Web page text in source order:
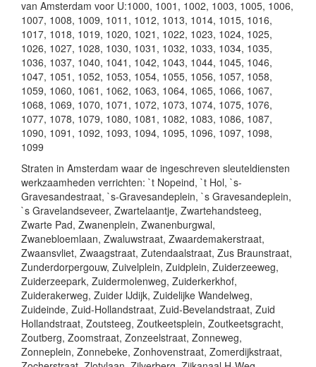
van Amsterdam voor U:1000, 1001, 1002, 1003, 1005, 1006,
1007, 1008, 1009, 1011, 1012, 1013, 1014, 1015, 1016,
1017, 1018, 1019, 1020, 1021, 1022, 1023, 1024, 1025,
1026, 1027, 1028, 1030, 1031, 1032, 1033, 1034, 1035,
1036, 1037, 1040, 1041, 1042, 1043, 1044, 1045, 1046,
1047, 1051, 1052, 1053, 1054, 1055, 1056, 1057, 1058,
1059, 1060, 1061, 1062, 1063, 1064, 1065, 1066, 1067,
1068, 1069, 1070, 1071, 1072, 1073, 1074, 1075, 1076,
1077, 1078, 1079, 1080, 1081, 1082, 1083, 1086, 1087,
1090, 1091, 1092, 1093, 1094, 1095, 1096, 1097, 1098,
1099
Straten in Amsterdam waar de ingeschreven sleuteldiensten werkzaamheden verrichten: `t Nopeind, `t Hol, `s-Gravesandestraat, `s-Gravesandeplein, `s Gravesandeplein, `s Gravelandseveer, Zwartelaantje, Zwartehandsteeg, Zwarte Pad, Zwanenplein, Zwanenburgwal, Zwanebloemlaan, Zwaluwstraat, Zwaardemakerstraat, Zwaansvliet, Zwaagstraat, Zutendaalstraat, Zus Braunstraat, Zunderdorpergouw, Zuivelplein, Zuidplein, Zuiderzeeweg, Zuiderzeepark, Zuidermolenweg, Zuiderkerkhof, Zuiderakerweg, Zuider IJdijk, Zuidelijke Wandelweg, Zuideinde, Zuid-Hollandstraat, Zuid-Bevelandstraat, Zuid Hollandstraat, Zoutsteeg, Zoutkeetsplein, Zoutkeetsgracht, Zoutberg, Zoomstraat, Zonzeelstraat, Zonneweg, Zonneplein, Zonnebeke, Zonhovenstraat, Zomerdijkstraat, Zocherstraat, Zlotylaan, Zilverberg, Zijkanaal H-Weg, Zieseniskade, Zichemplein, Zesde Vogelstraat, Zenostraat, Zelzatestraat, Zekeringstraat, Zeilstraat, Zeilmakerstraat, Zeevaarthof, Zeevaart, Zeelandstraat, Zeedijk, Zeeburgerstraat, Zeeburgerpad, Zeeburgerkade, Zeeburgerdijk, Zeebergweg, Zandvoortstraat, Zandstraat, Zandpad, Zandhoek, Zanddwarsstraat, Zamenhofstraat, Zacharias Jansestraat, Zaanstraat, Zaanhof, Zaandijkstraat, Zaandammerplein, Zaaiersweg, Zaagmolenstraat, Wouwermanstraat, Woutertje Pietersestraat, Woubruggestraat, Wormerveerstraat, Wolvenstraat, Woltera van Reesstraat, Wolter Brandligtstraat, Wolbrantskerkweg, Wognumerstraat, Wognumerplantsoen, Woestduinstraat, Wodanstraat, Wittgensteinlaan, Wittenkade, Wittenburgerkade, Wittenburgergracht, Witte Klok, Witte De Wtihstraat, Witte de Withstraat, Withoedenveem, Witgenssteinslaan, Witbolstraat, Wisselstraat, Wipmolen, Winthontstraat, Winterdijkstraat, Winkler Prinshof, Wingerdweg, Windtunnelkade, Windroosplein, Wiltzanghlaan, Wilmkebreekpad, Willy Sluiterstraat, Willy Mullenskade, Willy la Croixstraat, Willinklaan, Willemstraat, Willemsstraat, Willemsparkweg, Willem Witsenstraat, Willem van Weldammelaan, Willem van Konijnenburgstraat, Willem Schoutenstraat, Willem Royaardsstraat, Willem Roelofsstraat, Willem Pijperstraat, Willem Passtoorsstraat, Willem Noorlanderkade, Willem Nakkenstraat, Willem Mulierhof, Willem Mollhof, Willem Molengraaffstraat, Willem Levinus Penningstraat, Willem Leevendstraat, Willem Kraanstraat, Willem Kloosstraat, Willem Kesstraat, Willem Jan Knoopstraat, Willem Heselaarstraat, Willem Fenengastraat, Willem Dreesplantsoen, Willem De Zwijgerlaan, Willem Beukelsstraat, Willem Baerdesenstraat, Willebroekstraat, Willaertstraat, Wilhelminastraat, Wilhelmina Druckerstraat, Wilhelmina Blombergplein, Wilgenweg, Wildrijkstraat, Wildenborch, Wildeman, Wijttenbachstraat, Wijsmullerstraat, Wijnand Nuijenstraat, Wijkergouw, Wijenburg, Wijdesteeg, Wijdenesserstraat, Wijde Kerksteeg, Wijde Kapelsteeg, Wijde Heisteeg, Wigbolt Ripperdastraat, Wieringerwaardstraat, Wierdestraat, Wielingenstraat, Wielewaalstraat, Wibautstraat, Wiardi Beckmanstraat, WG-plein, Wevelgemstraat, Wethouder Frankeweg, Weteringstraat, Weteringschans, Westzaanstraat, Westwouderstraat, Westmallepad, Westlandgracht, Westhavenweg, Westerstraat 184-186/adres, Westerstraat, Westerpark, Westermarkt, Westerlengte, Westerleestraat, Westerkade, Westerduinenstraat, Westerdoksplein, Westerdoksdijk, Westerdok, Westeinde, West Merwedekanaaldijk, Wessel Ilckenstraat, Wessel Gansfortstraat, Wervershoofstraat, Werktuigstraat, Werengouw, Wenslauerstraat, Wembleylaan, Weldam, Weissensingel, Weissenbruchstraat, Weesperzijde, Weesperstraat, Weesperplein, Weerdestein, Weenahof, Weegbreestraat, Wederikpad, Wedderborg, Waverstraat, Watteaustraat, Watertorenplein, Waterspiegelplein, Waterschapstraat, Waterrijkweg, Waterpoortweg, Watermolen, Watermanstraat, Watermaalpad, Waterloopplein, Waterlooplein, Waterloop, Waterleliegracht, Waterlandplein, Waterkersweg, Waterkeringweg, Watergangseweg, Waterbaan, Warnsborn, Warmondstraat, Warmoestraat, Warmoesstraat, Warmelo, Waregemstraat, Ward Bingleystraat, Wanningstraat, Wannepad, Wamberg, Walraven van Hallweg, Walmolen, Walenpleintje, Waldeck Pyrmontlaan, Walcherenstraat, Walborg, Wakkerstraat, Wagenstraat, Wagenaarstraat, Waddenweg, Waddendijk, Wachterliedplantsoen, Waalstraat, Waalsteeg, Waalenburgsingel, Waaigat, W. Kraanstraat, W. Barlowlaan, Vuurwerkerweg, Vuurtoreneiland, Vrolikstraat, Vrijzicht, Vrijheidslaan, Vrije Geer, Vreedenhaven, Vredeskerkplein, Vredenhofweg, Vredeman de Vriesstraat, Vossiusstraat, Vorticellaweg, Vorselaarstraat, Voorsteven, Voornestraat, Voormalige Stadstimmertuin, Voorlandpad, Voordewind, Voordek, Voorburgstraat, Vondelstraat, Vondelpark, Vondelkerkstraat, Von Zesenstraat, Von Liebigweg, Von Guerickestraat, Voltaplein, Volkerakstraat, Volendammerweg, Vogelplein, Vogelplantsoen, Vogelkade, Vogelenzangstraat, Voetboogstraat, Voetboogsteeg, Vlothavenweg, Vlimmerenstraat, Vlierweg, Vlielandstraat, Vliegtuigstraat, Vlakkerweg, Vlaggemast, Vlaardingenlaan, Viveportenstraat, Visseringstraat, Violettenstraat, Vinkenstraat, Vincent van Goghstraat, Vilvoordestraat, Vikingpad, Vijzelstraat, Vijzelgracht, Vijverhoef, Vijgepeerpad, Vijfde Vogelstraat, Vierwindenstraat, Viermasterstraat, Vierde Vogelstraat, Vier Heemskinderenstraat, Victorieplein, Victor Rutgersstraat, Vespuccistraat, Vervoorenstraat, Verversstraat, Verstuiverstraat, Veronesestraat, Verleunstraat, Verlengde van Marwijk Kooystraat, Verlaatstraat, Verdraagzaam, Verdistraat, Verbindingsweg, Verbindingstraat, Venterspad, Venhuizenstraat, Venetiestraat, Venetiehof, Vendelstraat, Veluwelaan, Velserweg, Veldzicht, Veldbiesstraat, Velazquezstraat, Vegastraat, Veeteeltstraat, Veerstraat, Veemkade, Veembroederhof, Veemarkt, Veelaan, Vechtstraat, Vatternkade, Vasco Da Gamastraat, Varenweg, Vancouverstraat, Van `t Hofflaan, Van Zeggelaarstraat, Van Woustraat, Van Walbeeckstraat, Van Tuyll van Serooskerkweg, Van Tuyll van Serooskerkenweg, Van Tuyll van Serooskerkenplein, Van Swindendwarsstraat, Van Suchtelen van de Haarestraat, Van Spilbergenstraat, Van Speijkstraat, Van Slingelandtstraat, Van Slingelandtplein, Van Rensselaerstraat, Van Reigersbergenstraat, Van Reenenstraat, Van Rappardstraat, Van Ostadestraat, Van Oldenbarneveldtstraat, Van Oldenbarneveldtplein, Van Oldebarneveldtplein, Van Noordtstraat, Van Noordtkade, Van Nijenrodeweg, Van Musschenbroekstraat, Van Mourik Broekmanstraat, Van Moerkerkenstraat, Van Miereveldstraat, Van Marwijk Kooystraat, Van Marumstraat, Van Linschotenstraat, Van Limburg Stirumstraat, Van Limburg Stirumplein, Van Leijenberglaan, Van Leijenberghlaan, Van Kinsbergenstraat, Van Karnebeekstraat, Van Houweningenstraat, Van Hogendorpstraat, Van Hogendorpplein, Van Hilligaertstraat, Van Helt Stocadestraat, Van Heenvlietlaan, Van Heemskerckstraat, Van Hanxleden Houwertstraat, Van Hallstraat, Van Gilsestraat, Van Gentstraat, Van Eeghenstraat, Van Eeghenlaan, Van Diemenstraat, Van Diemenkade, Van der Pekstraat, Van der Palmkade, van der Madeweg, Van der Kunstraat, Van Der Hoopstraat, Van der Helstplein, Van Der Duijnstraat, Van der Boechorststraat, Van de Veldestraat, Van de Sande Bakhuijzenstraat, Van de Palmkade, Van Breestraat, Van Brakelstraat, Van Bossestraat, Van Bossepad, Van Boshuizenstraat, Van Boetzelaerstraat, Van Bleiswijkstraat, Van Beuningenstraat, Van Beuningenplein, Van Baerlestraat, Van Alphenstraat, Van Abbestraat, Valutaboulevard, Valschermkade, Valreep, Valkkoogstraat, Valkhof, Valkenweg, Valkenstein, Valkenburgerstraat, Valeriusstraat, Valeriusplein, Valentijnkade, Valckenierstraat, Vaartstraat, v. Limburg Stirumstraat, Utrechtsestraat, Utrechtsedwarsstraat, Urkstraat, Uranusstraat, Ukkelhof, Uithoornstraat 15/, Uithoornstraat, Uiterwaardestraat, Uiterwaardenstraat, Uitdammerdijk, Uilke Jans Klarenstraat, Uilenburgerwerf, Uffizilaan, Ubbo Emmiushof, Tynmuiden, Twiskestraat, Twentestraat, Tweelingenhof, Tweede Wittenburgerdwarsstraat, Tweede Weteringdwarsstraat, Tweede Van Swindenstraat, Tweede van der Helststraat, Tweede Tuindwarsstraat, Tweede Sweelinckstraat, Tweede Schinkelstraat, Tweede Oosterparkstraat, Tweede Nassaustraat, Tweede Marnixplantsoen, Tweede Looiersdwarsstraat, Tweede Lindendwarsstraat, Tweede Leliedwarsstraat, Tweede Leeghwaterstraat, Tweede Laurierdwarsstraat, Tweede Kostverlorenkade, Tweede Keucheniusstraat, Tweede Jansteenstraat, Tweede Jan van der Heijdestraat, Tweede Jan van der Heijdenstraat, Tweede Jan Steenstraat, Tweede Jacob van Campenstraat, Tweede Hugo de Grootstraat, Tweede Helmersstraat, Tweede Goudsbloemdwarsstraat, Tweede Egelantiersdwarsstraat, Tweede Disteldwarsstraat, Tweede Constantijn Huygensstraat, Tweede Ceramstraat, Tweede Breeuwersstraat, Tweede Boomdwarsstraat, Tweede Boerhaavestraat, Tweede Bloemdwarsstraat, Tweede Atjehstraat, Tweede Anjelierstraat, Tweede Anjeliersdwarsstraat, Twee Koningskinderenstraat, Tutein Noltheniusstraat, Tussenmeer, Tussendek, Tussen Meer, Tussen Kadijken, Tussen De Bogen, Turnhoutplantsoen, Turnerstraat, Turfdraagsterpad, Turbon, Turbinestraat, Tuinstraat, Tuinbouwstraat, Tuimelaarstraat, Tuigerstraat, Tugelaweg, tt. Vasumweg, Tt. Neveritaweg, Tt. Melissaweg, Tt. Melaniaweg, Trouringhstraat, Tropweere, Trompenburgstraat, Troelstralaan, Trijn Hullemanlaan, Tretjakovlaan, Treilerhof, Transvaalstraat, Transvaalplein, Transvaalkade, Transformatorweg, Touwslagerstraat, Touwbaan, Tourniairestraat, Tosarituin, Tosaristraat, Torricellistraat, Torresstraat, Torenven, Torensteeg, Torenmolen, Topaasstraat, Top Rinckerstraat, Tongelaer, Tommaso Albinonistraat, Toministraat, Tomatenstraat, Tom Schreursweg, Tolstraat, Tollensstraat, Toldwarsstraat, Tolbrugstraat, Toetsenbordweg, Tobias Michael Carel Asserstraat, Tjotterspad, Tjeukemeerhof, Tjasker, Tjalkstraat, Titiaanstraat, Tintorettostraat, Timorstraat, Timorplein, Tilanusstraat, Tijnmuiden, Tijl Uilenspiegelstraat, Tiengemetenstraat, Tidorestraat, Tichelstraat, Thorbeckeplein, Thomas van Erpehof, Thomas van Aquinostraat, Thomas Prinslaan, Thomas a Kempisstraat, Tholenstraat, Therese Schwartzestraat, Thérèse Schwartzeplein, Theophilusstraat, Theophile de Bockstraat, Theodorus Majofskistraat,